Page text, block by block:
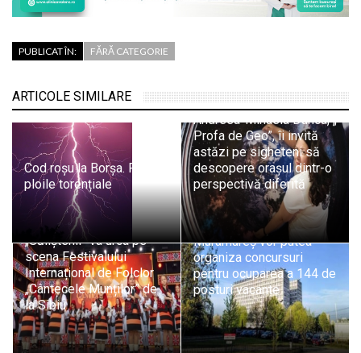
PUBLICAT ÎN: FĂRĂ CATEGORIE
ARTICOLE SIMILARE
Cod roșu la Borșa. Revin
ploile torențiale
Andreea-Mihaela Dunca, „
Profa de Geo”, îi invită
astăzi pe sigheteni să
descopere orașul dintr-o
perspectivă diferită
Ansamblul Folcloric
„Săliștenii” va urca pe
scena Festivalului
Internațional de Folclor
„Cântecele Munților” de
la Sibiu
Șapte spitale din
Maramureș vor putea
organiza concursuri
pentru ocuparea a 144 de
posturi vacante